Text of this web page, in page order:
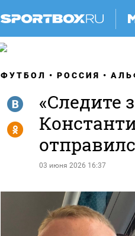
ФУТБОЛ РОССИЯ
«Следите
03 июня 2026 16:37
R
Y